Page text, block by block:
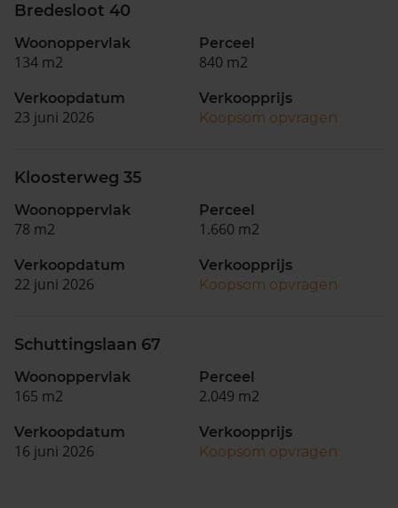
Bredesloot 40
Woonoppervlak
134 m2
Perceel
840 m2
Verkoopdatum
23 juni 2026
Verkoopprijs
Koopsom opvragen
Kloosterweg 35
Woonoppervlak
78 m2
Perceel
1.660 m2
Verkoopdatum
22 juni 2026
Verkoopprijs
Koopsom opvragen
Schuttingslaan 67
Woonoppervlak
165 m2
Perceel
2.049 m2
Verkoopdatum
16 juni 2026
Verkoopprijs
Koopsom opvragen